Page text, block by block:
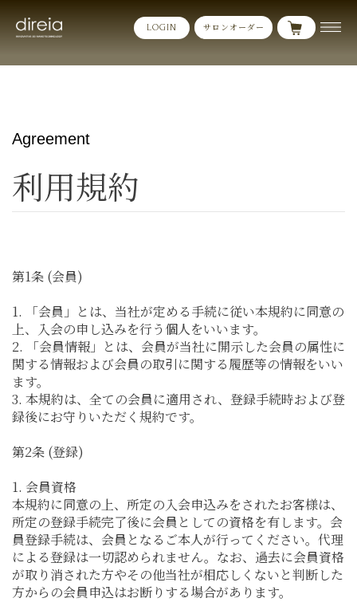
LOGIN サロンオーダー
Agreement
利用規約
第1条 (会員)
1. 「会員」とは、当社が定める手続に従い本規約に同意の
上、入会の申し込みを行う個人をいいます。
2. 「会員情報」とは、会員が当社に開示した会員の属性に
関する情報および会員の取引に関する履歴等の情報をいい
ます。
3. 本規約は、全ての会員に適用され、登録手続時および登
録後にお守りいただく規約です。
第2条 (登録)
1. 会員資格
本規約に同意の上、所定の入会申込みをされたお客様は、
所定の登録手続完了後に会員としての資格を有します。会
員登録手続は、会員となるご本人が行ってください。代理
による登録は一切認められません。なお、過去に会員資格
が取り消された方やその他当社が相応しくないと判断した
方からの会員申込はお断りする場合があります。